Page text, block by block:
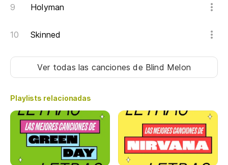
Holyman
Skinned
Ver todas las cancionesde Blind Melon
Playlists relacionadas